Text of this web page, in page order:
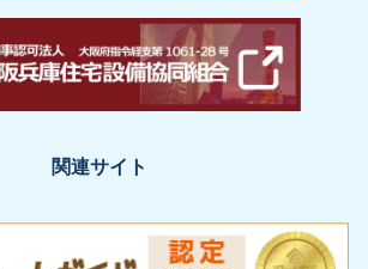
関連サイト